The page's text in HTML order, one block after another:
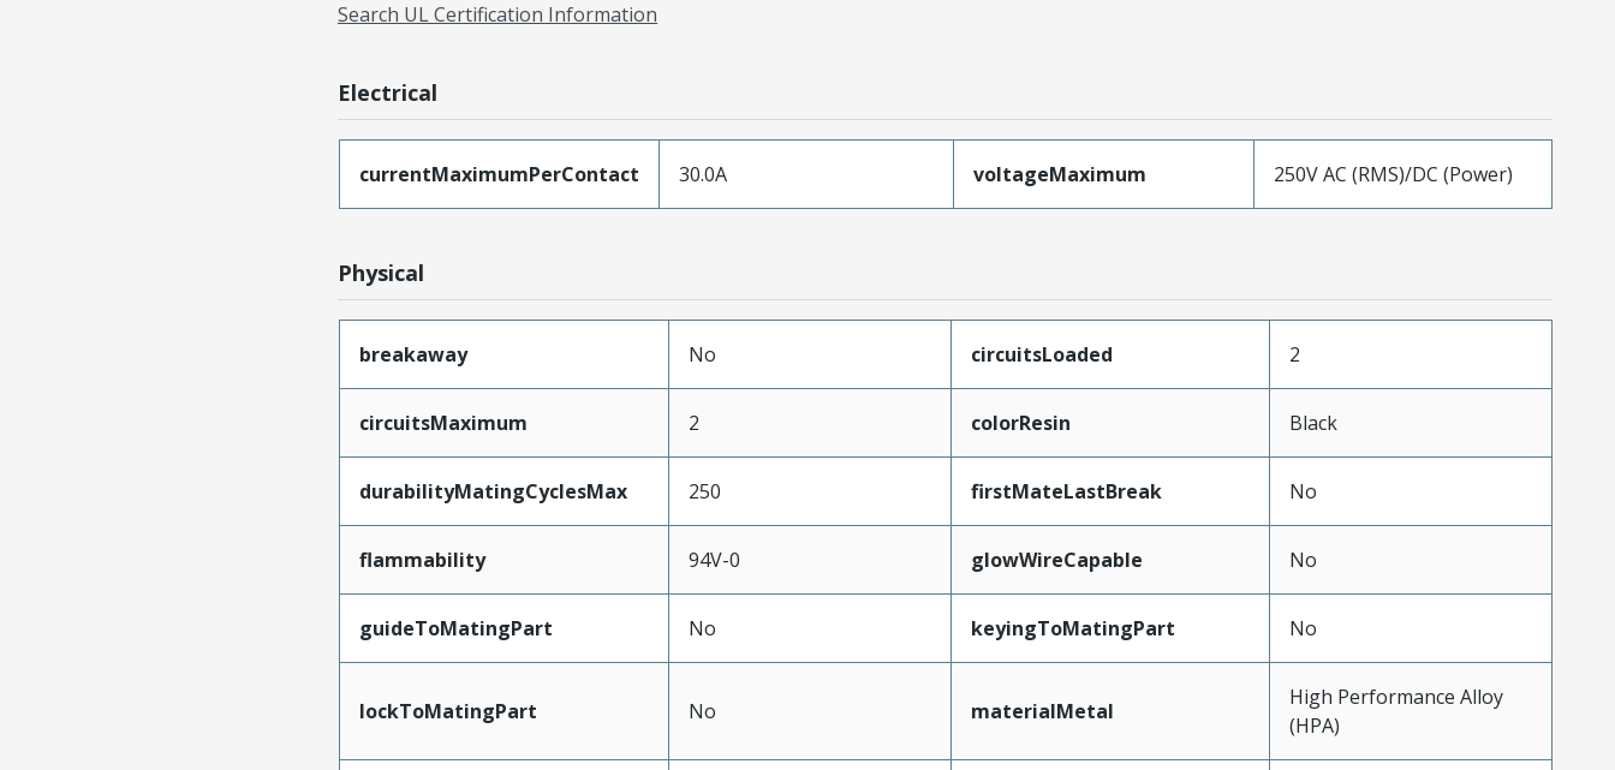
Search UL Certification Information
Electrical
currentMaximumPerContact 30.0A voltageMaximum 250V AC (RMS)/DC (Power)
Physical
breakaway No circuitsLoaded 2
circuitsMaximum 2 colorResin Black
durabilityMatingCyclesMax 250 firstMateLastBreak No
flammability 94V-0 glowWireCapable No
guideToMatingPart No keyingToMatingPart No
lockToMatingPart No materialMetal
High Performance Alloy
(HPA)